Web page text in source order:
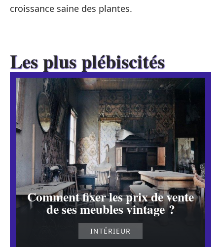
croissance saine des plantes.
Les plus plébiscités
Comment fixer les prix de vente
de ses meubles vintage ?
INTÉRIEUR